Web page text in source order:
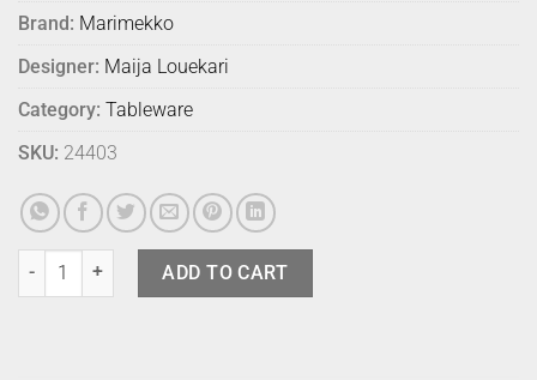
Brand: Marimekko
Designer: Maija Louekari
Category: Tableware
SKU: 24403
Marimekko Napkins - Pikku Pakkanen Blue quantity
ADD TO CART